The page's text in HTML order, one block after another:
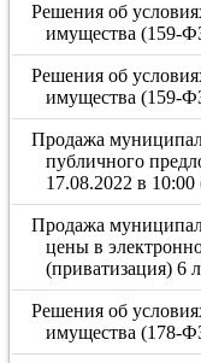
Решения об
имущества (159-
Решения об
имущества (159-
Продажа
публичного
17.08.2022 в 10:00
Продажа
цены в
(приватизация) 6
Решения об
имущества (178-